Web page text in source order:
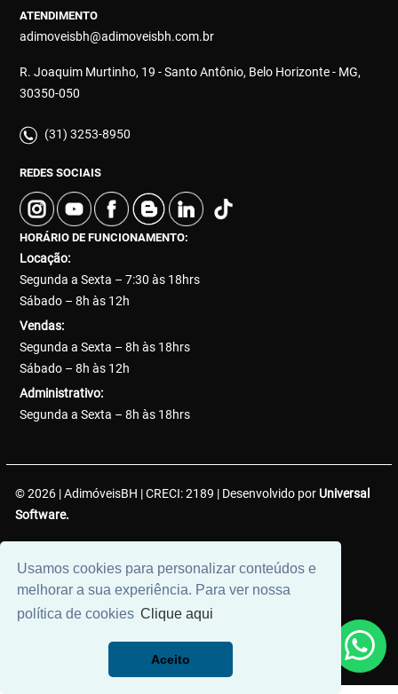
Usamos cookies para personalizar conteúdos e
melhorar a sua experiência. Para ver nossa
política de cookies Clique aqui
Aceito
ATENDIMENTO
adimoveisbh@adimoveisbh.com.br
R. Joaquim Murtinho, 19 - Santo Antônio, Belo Horizonte - MG,
30350-050
(31) 3253-8950
REDES SOCIAIS
HORÁRIO DE FUNCIONAMENTO:
Locação:
Segunda a Sexta – 7:30 às 18hrs
Sábado – 8h às 12h
Vendas:
Segunda a Sexta – 8h às 18hrs
Sábado – 8h às 12h
Administrativo:
Segunda a Sexta – 8h às 18hrs
© 2026 | AdimóveisBH | CRECI: 2189 | Desenvolvido por Universal
Software.
38.737.425/0001-50